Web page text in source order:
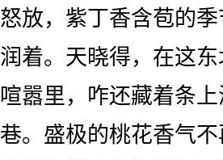
，紫丁香含苞的季
着。天晓得，在这
嚣里，咋还藏着条
。盛极的桃花香气